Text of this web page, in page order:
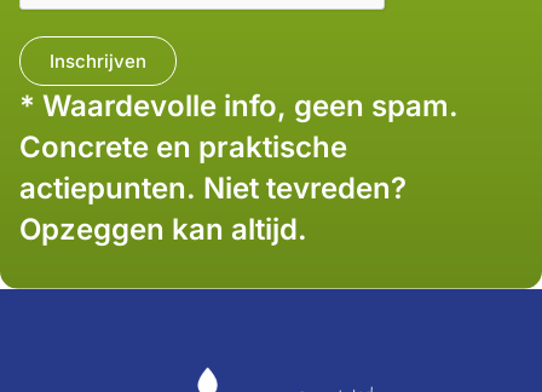
* Waardevolle info, geen spam.
Concrete en praktische
actiepunten. Niet tevreden?
Opzeggen kan altijd.